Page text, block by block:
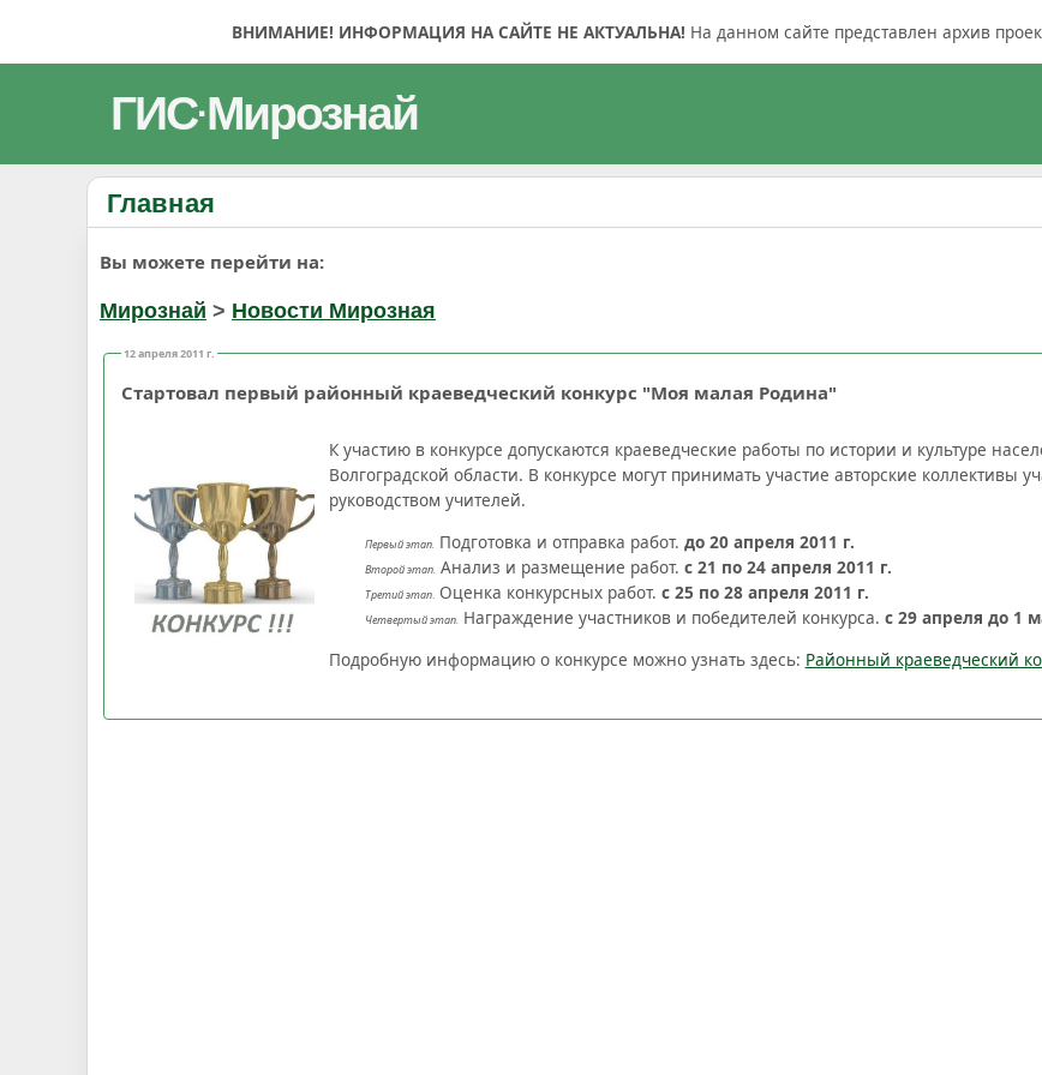
ВНИМАНИЕ! ИНФОРМАЦИЯ НА САЙТЕ НЕ АКТУАЛЬНА! На данном сайте представлен архив
ГИС·Мирознай
Главная
Вы можете перейти на:
Мирознай > Новости Мирозная
12 апреля 2011 г.
Стартовал первый районный краеведческий конкурс "Моя малая Родина"
К участию в конкурсе допускаются краеведческие работы по истории и культуре
Волгоградской области. В конкурсе могут принимать участие авторские
руководством учителей.
Первый этап. Подготовка и отправка работ. до 20 апреля 2011 г.
Второй этап. Анализ и размещение работ. с 21 по 24 апреля 2011 г.
Третий этап.Оценка конкурсных работ. с 25 по 28 апреля 2011 г.
Четвертый этап. Награждение участников и победителей конкурса. с 29 апреля до 1
Подробную информацию о конкурсе можно узнать здесь: Районный краеведческий